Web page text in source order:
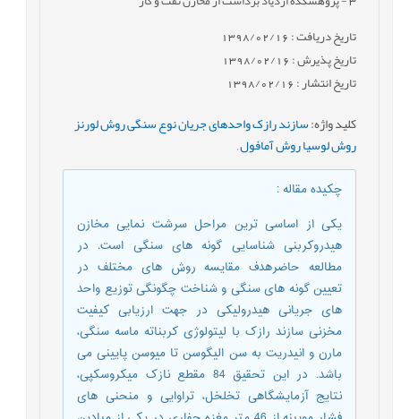
تاریخ دریافت : 1398/02/16
تاریخ پذیرش : 1398/02/16
تاریخ انتشار : 1398/02/16
کلید واژه:سازند رازک واحدهای جریان نوع سنگی روش لورنز
روش لوسیا روش آمافول,
چکیده مقاله:
یکی از اساسی ترین مراحل سرشت نمایی مخازن
هیدروکربنی شناسایی گونه های سنگی است. در
مطالعه حاضرهدف مقایسه روش های مختلف در
تعیین گونه های سنگی و شناخت چگونگی توزیع واحد
های جریانی هیدرولیکی در جهت ارزیابی کیفیت
مخزنی سازند رازک با لیتولوژی کربناته ماسه سنگی،
مارن و انیدریت به سن الیگوسن تا میوسن پایینی می
باشد. در این تحقیق 84 مقطع نازک میکروسکپی،
نتایج آزمایشگاهی تخلخل، تراوایی و منحنی های